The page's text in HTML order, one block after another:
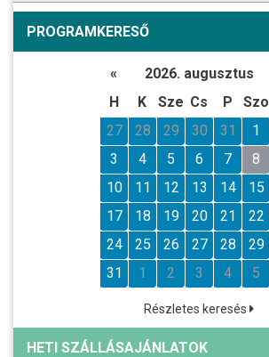
PROGRAMKERESŐ
« 2026. augusztus
H
K Sze Cs P Szo
27
28 29 30 31 1
3
4 5 6 7 8
10
11 12 13 14 15
17
18 19 20 21 22
24
25 26 27 28 29
31
1 2 3 4 5
Részletes keresés
HETI SZÁLLÁSAJÁNLATOK